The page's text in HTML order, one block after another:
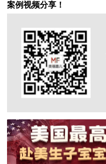
案例视频分享！